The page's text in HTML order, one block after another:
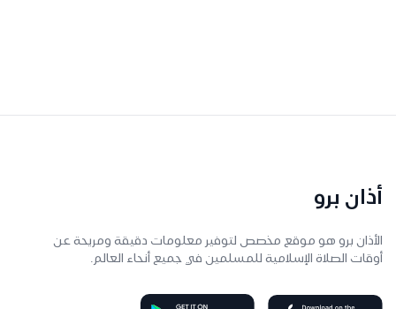
أذان برو
الأذان برو هو موقع مخصص لتوفير معلومات دقيقة ومريحة عن
أوقات الصلاة الإسلامية للمسلمين في جميع أنحاء العالم.